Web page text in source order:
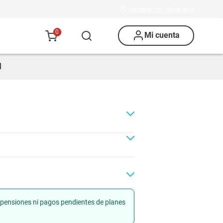
0 Mi cuenta
Renovaciónni pagos pendientes de planes